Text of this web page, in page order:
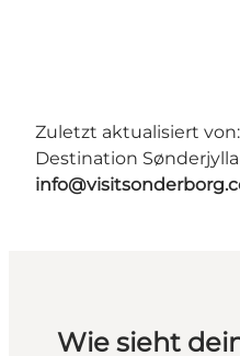
Zuletzt aktualisiert von:
Destination
Wie sieht